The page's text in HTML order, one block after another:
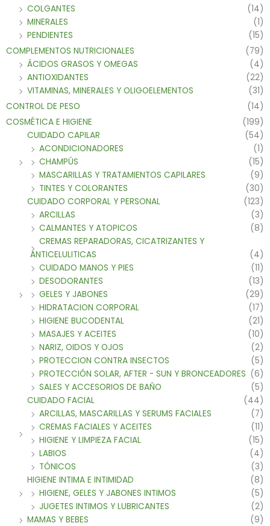
COLGANTES
(14)
MINERALES
(1)
PENDIENTES
(15)
COMPLEMENTOS NUTRICIONALES
(79)
ÁCIDOS GRASOS Y OMEGAS
(4)
ANTIOXIDANTES
(22)
VITAMINAS, MINERALES Y OLIGOELEMENTOS
(31)
CONTROL DE PESO
(14)
COSMÉTICA E HIGIENE
(199)
CUIDADO CAPILAR
(54)
ACONDICIONADORES
(1)
CHAMPÚS
(15)
MASCARILLAS Y TRATAMIENTOS CAPILARES
(9)
TINTES Y COLORANTES
(30)
CUIDADO CORPORAL Y PERSONAL
(123)
ARCILLAS
(3)
CALMANTES Y ATOPICOS
(8)
CREMAS REPARADORAS, CICATRIZANTES Y
ANTICELULITICAS
(4)
CUIDADO MANOS Y PIES
(11)
DESODORANTES
(13)
GELES Y JABONES
(29)
HIDRATACION CORPORAL
(17)
HIGIENE BUCODENTAL
(21)
MASAJES Y ACEITES
(10)
NARIZ, OIDOS Y OJOS
(2)
PROTECCION CONTRA INSECTOS
(5)
PROTECCIÓN SOLAR, AFTER - SUN Y BRONCEADORES (6)
SALES Y ACCESORIOS DE BAÑO
(5)
CUIDADO FACIAL
(44)
ARCILLAS, MASCARILLAS Y SERUMS FACIALES
(7)
CREMAS FACIALES Y ACEITES
(11)
HIGIENE Y LIMPIEZA FACIAL
(15)
LABIOS
(4)
TÓNICOS
(3)
HIGIENE INTIMA E INTIMIDAD
(8)
HIGIENE, GELES Y JABONES INTIMOS
(5)
JUGETES INTIMOS Y LUBRICANTES
(2)
MAMAS Y BEBES
(9)